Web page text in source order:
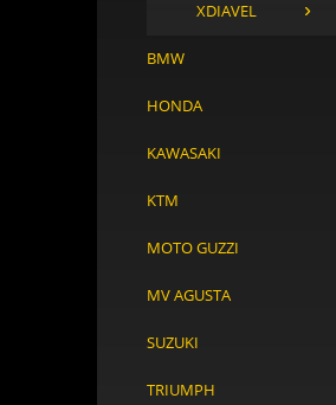
XDIAVEL
BMW
HONDA
KAWASAKI
KTM
MOTO GUZZI
MV AGUSTA
SUZUKI
TRIUMPH